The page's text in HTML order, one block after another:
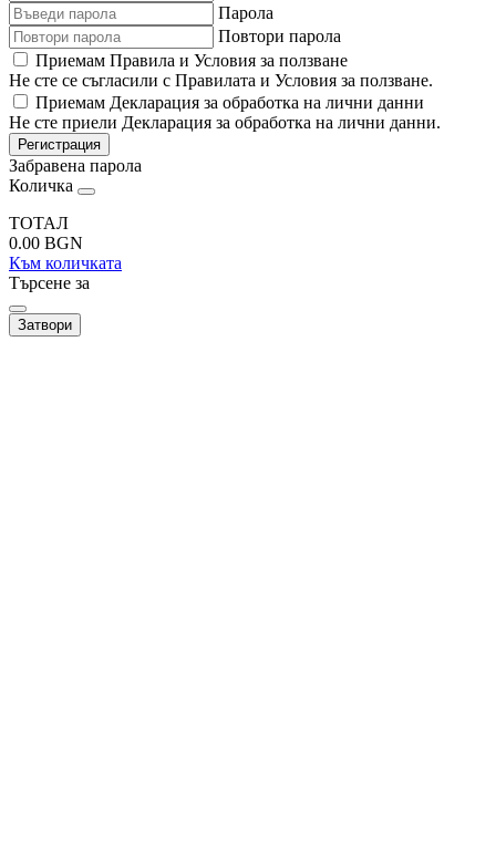
Парола
Повтори парола
Приемам Правила и Условия за ползване
Не сте се съгласили с Правилата и Условия за ползване.
Приемам Декларация за обработка на лични данни
Не сте приели Декларация за обработка на лични данни.
Регистрация
Забравена парола
Количка
ТОТАЛ
0.00 BGN
Към количката
Търсене за
Затвори